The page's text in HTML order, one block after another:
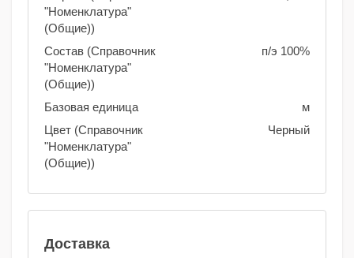
"Номенклатура"
(Общие))
Состав (Справочник
"Номенклатура"
(Общие))
п/э 100%
Базовая единица
м
Цвет (Справочник
"Номенклатура"
(Общие))
Черный
Доставка